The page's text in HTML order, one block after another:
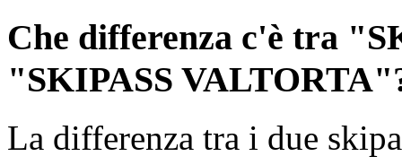
Che differenza c'è tra
"SKIPASS
La differenza tra i due